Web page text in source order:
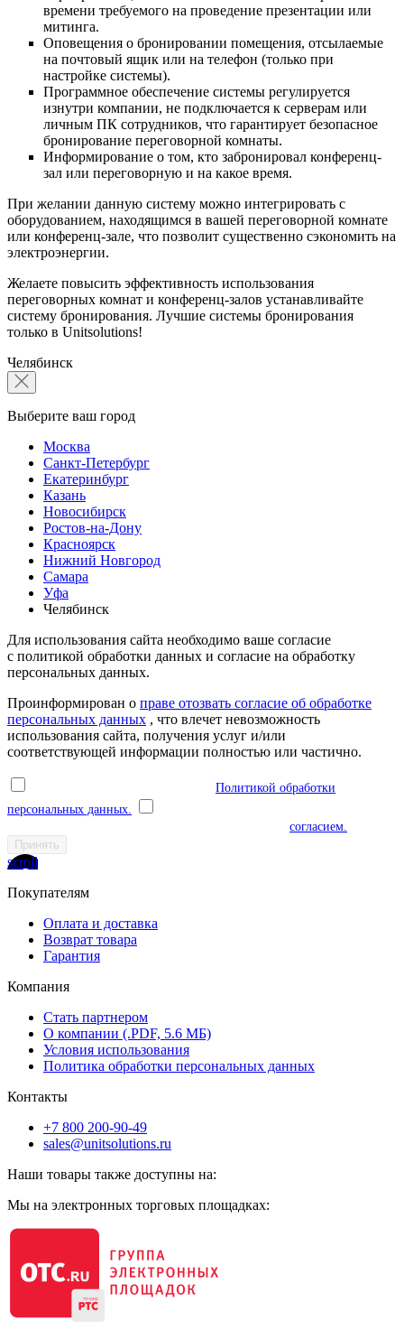
времени требуемого на проведение презентации или
митинга.
Оповещения о бронировании помещения, отсылаемые
на почтовый ящик или на телефон (только при
настройке системы).
Программное обеспечение системы регулируется
изнутри компании, не подключается к серверам или
личным ПК сотрудников, что гарантирует безопасное
бронирование переговорной комнаты.
Информирование о том, кто забронировал конференц-
зал или переговорную и на какое время.
При желании данную систему можно интегрировать с
оборудованием, находящимся в вашей переговорной комнате
или конференц-зале, что позволит существенно сэкономить на
электроэнергии.
Желаете повысить эффективность использования
переговорных комнат и конференц-залов устанавливайте
систему бронирования. Лучшие системы бронирования
только в Unitsolutions!
Челябинск
Выберите ваш город
Москва
Санкт-Петербург
Екатеринбург
Казань
Новосибирск
Ростов-на-Дону
Красноярск
Нижний Новгород
Самара
Уфа
Челябинск
Для использования сайта необходимо ваше согласие
с политикой обработки данных и согласие на обработку
персональных данных.
Проинформирован о праве отозвать согласие об обработке
персональных данных , что влечет невозможность
использования сайта, получения услуг и/или
соответствующей информации полностью или частично.
Политикой обработки
персональных данных.
согласием.
Принять
scroll
Покупателям
Оплата и доставка
Возврат товара
Гарантия
Компания
Стать партнером
О компании (.PDF, 5.6 МБ)
Условия использования
Политика обработки персональных данных
Контакты
+7 800 200-90-49
sales@unitsolutions.ru
Наши товары также доступны на:
Мы на электронных торговых площадках: